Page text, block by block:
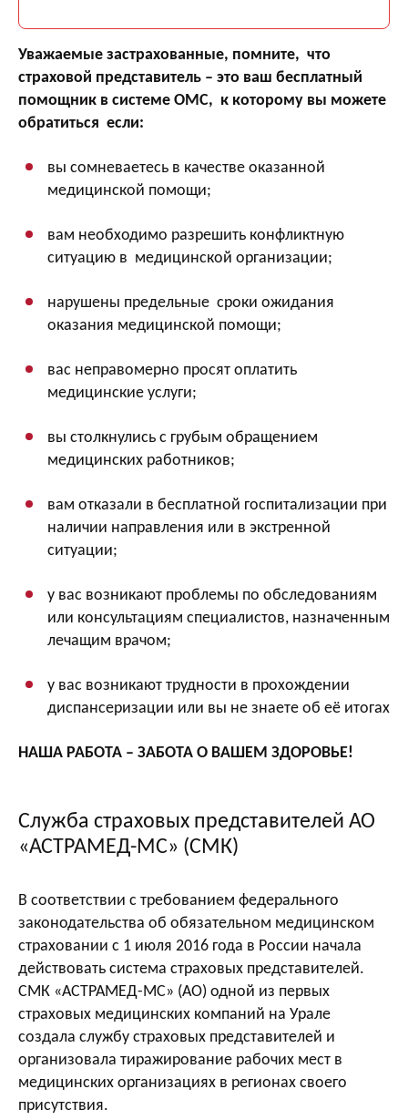
Уважаемые застрахованные, помните, что
страховой представитель – это ваш бесплатный
помощник в системе ОМС, к которому вы можете
обратиться если:
вы сомневаетесь в качестве оказанной
медицинской помощи;
вам необходимо разрешить конфликтную
ситуацию в медицинской организации;
нарушены предельные сроки ожидания
оказания медицинской помощи;
вас неправомерно просят оплатить
медицинские услуги;
вы столкнулись с грубым обращением
медицинских работников;
вам отказали в бесплатной госпитализации при
наличии направления или в экстренной
ситуации;
у вас возникают проблемы по обследованиям
или консультациям специалистов, назначенным
лечащим врачом;
у вас возникают трудности в прохождении
диспансеризации или вы не знаете об её итогах
НАША РАБОТА – ЗАБОТА О ВАШЕМ ЗДОРОВЬЕ!
Служба страховых представителей АО
«АСТРАМЕД-МС» (СМК)
В соответствии с требованием федерального
законодательства об обязательном медицинском
страховании с 1 июля 2016 года в России начала
действовать система страховых представителей.
СМК «АСТРАМЕД-МС» (АО) одной из первых
страховых медицинских компаний на Урале
создала службу страховых представителей и
организовала тиражирование рабочих мест в
медицинских организациях в регионах своего
присутствия.
Выберите регион, где вы